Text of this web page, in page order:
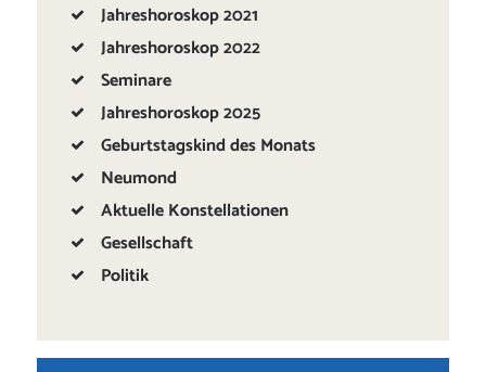
Jahreshoroskop 2021
Jahreshoroskop 2022
Seminare
Jahreshoroskop 2025
Geburtstagskind des Monats
Neumond
Aktuelle Konstellationen
Gesellschaft
Politik